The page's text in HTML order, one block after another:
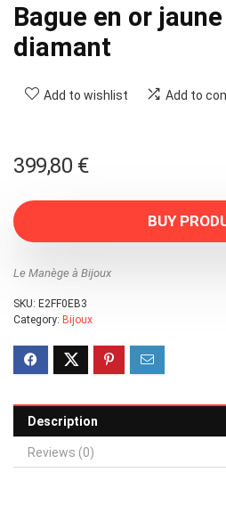
Bague en or
diamant
Add to wishlist Add to
399,80 €
BUY
Le Manège à Bijoux
SKU: E2FF0EB3
Category: Bijoux
Description
Reviews (0)